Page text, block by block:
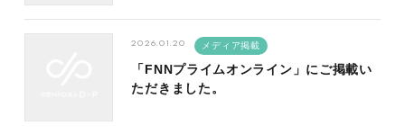
「FNNプライムオンライン」にご掲載い
ただきました。
2026.01.20 メディア掲載